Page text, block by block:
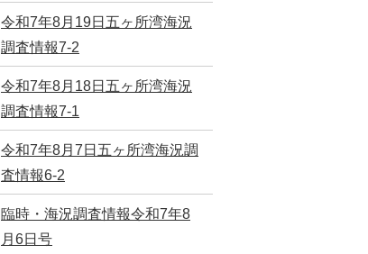
令和7年8月19日五ヶ所湾海況
調査情報7-2
令和7年8月18日五ヶ所湾海況
調査情報7-1
令和7年8月7日五ヶ所湾海況調
査情報6-2
臨時・海況調査情報令和7年8
月6日号